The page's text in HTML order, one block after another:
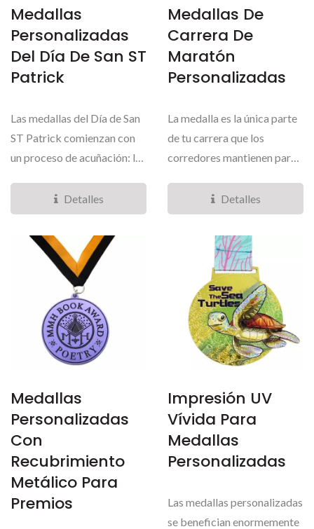
Medallas
Personalizadas
Del Día De San ST
Patrick
Las medallas del Día de San
ST Patrick comienzan con
un proceso de acuñación: la
Detalles
Medallas De
Carrera De
Maratón
Personalizadas
La medalla es la única parte
de tu carrera que los
corredores mantienen para
Detalles
Medallas
Personalizadas
Con
Recubrimiento
Metálico Para
Premios
Impresión UV
Vívida Para
Medallas
Personalizadas
Las medallas personalizadas
se benefician enormemente